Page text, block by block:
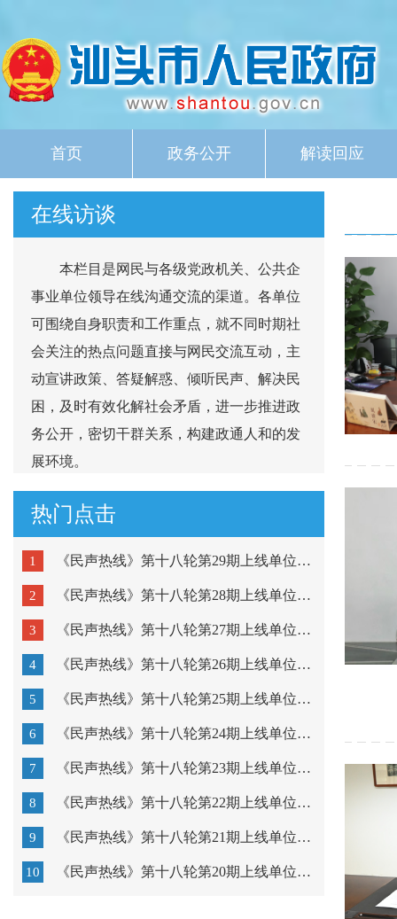
首页 政务公开 解读回应
在线访谈
本栏目是网民与各级党政机关、公共企
事业单位领导在线沟通交流的渠道。各单位
可围绕自身职责和工作重点，就不同时期社
会关注的热点问题直接与网民交流互动，主
动宣讲政策、答疑解惑、倾听民声、解决民
困，及时有效化解社会矛盾，进一步推进政
务公开，密切干群关系，构建政通人和的发
展环境。
热门点击
1 《民声热线》第十八轮第29期上线单位：市公安局潮阳分局...
2 《民声热线》第十八轮第28期上线单位：市公安局金平分局...
3 《民声热线》第十八轮第27期上线单位：澄海区教育局、濠...
4 《民声热线》第十八轮第26期上线单位：潮阳区教育局、潮...
5 《民声热线》第十八轮第25期上线单位：金平区教育局、龙...
6 《民声热线》第十八轮第24期上线单位：市疾病预防控制中...
7 《民声热线》第十八轮第23期上线单位：粤东技师学院、汕...
8 《民声热线》第十八轮第22期上线单位：汕头市教育局
9 《民声热线》第十八轮第21期上线单位：广东以色列理工学...
10 《民声热线》第十八轮第20期上线单位：汕头市中心医院